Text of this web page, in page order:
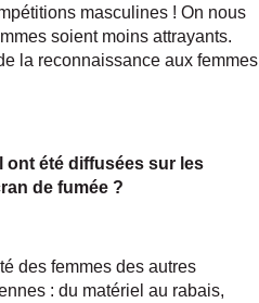
masculines ! On nous
soient moins attrayants.
la reconnaissance aux femmes
ont été diffusées sur les
de fumée ?
des femmes des autres
: du matériel au rabais,